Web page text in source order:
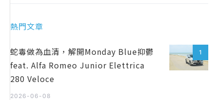
熱門文章
1
蛇毒做為血清，解開Monday Blue抑鬱
feat. Alfa Romeo Junior Elettrica
280 Veloce
2026-06-08